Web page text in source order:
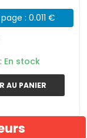
: 0.011 €
En stock
AU PANIER